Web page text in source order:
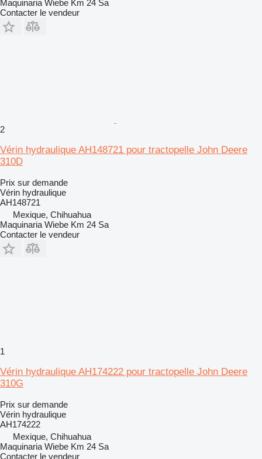
Maquinaria Wiebe Km 24 Sa
Contacter le vendeur
2
Vérin hydraulique AH148721 pour tractopelle John Deere
310D
Prix sur demande
Vérin hydraulique
AH148721
Mexique, Chihuahua
Maquinaria Wiebe Km 24 Sa
Contacter le vendeur
1
Vérin hydraulique AH174222 pour tractopelle John Deere
310G
Prix sur demande
Vérin hydraulique
AH174222
Mexique, Chihuahua
Maquinaria Wiebe Km 24 Sa
Contacter le vendeur